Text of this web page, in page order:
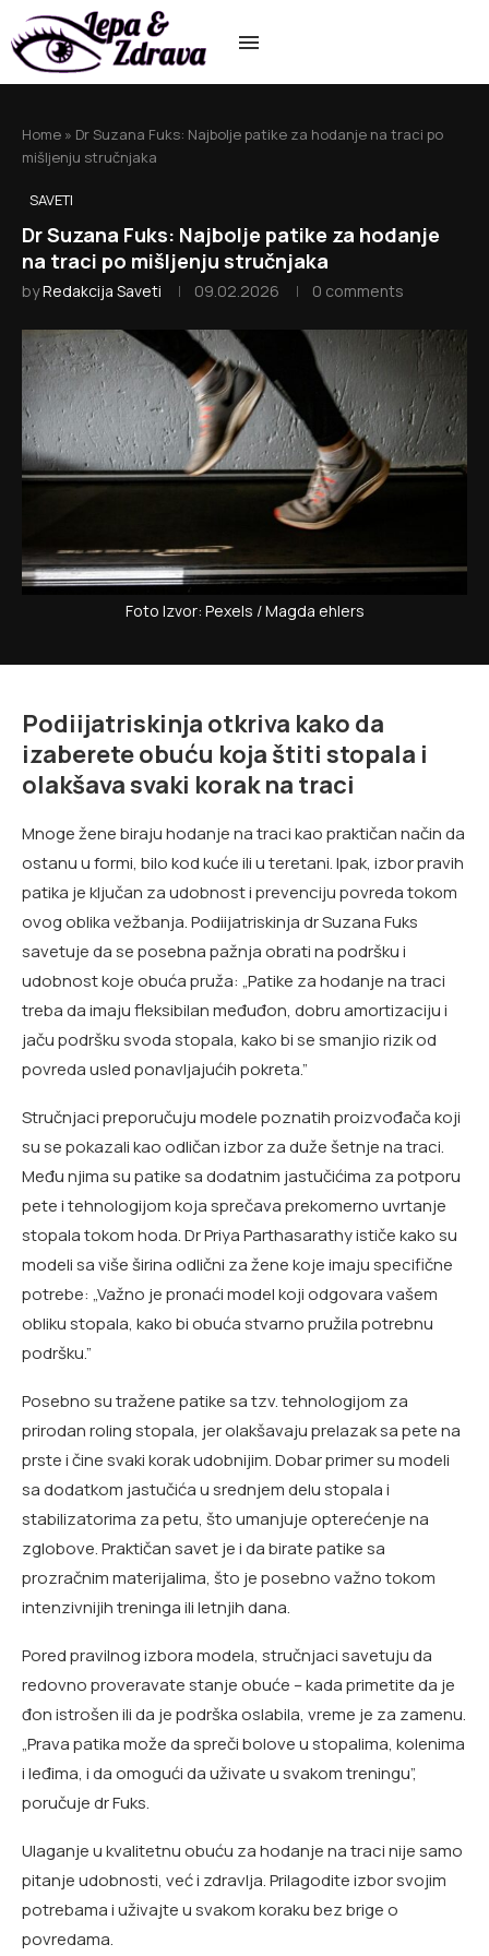
Home » Dr Suzana Fuks: Najbolje patike za hodanje na traci po
mišljenju stručnjaka
SAVETI
Dr Suzana Fuks: Najbolje patike za hodanje
na traci po mišljenju stručnjaka
byRedakcija Saveti 09.02.2026 0 comments
Foto Izvor: Pexels / Magda ehlers
Podiijatriskinja otkriva kako da
izaberete obuću koja štiti stopala i
olakšava svaki korak na traci
Mnoge žene biraju hodanje na traci kao praktičan način da
ostanu u formi, bilo kod kuće ili u teretani. Ipak, izbor pravih
patika je ključan za udobnost i prevenciju povreda tokom
ovog oblika vežbanja. Podiijatriskinja dr Suzana Fuks
savetuje da se posebna pažnja obrati na podršku i
udobnost koje obuća pruža: „Patike za hodanje na traci
treba da imaju fleksibilan međuđon, dobru amortizaciju i
jaču podršku svoda stopala, kako bi se smanjio rizik od
povreda usled ponavljajućih pokreta.”
Stručnjaci preporučuju modele poznatih proizvođača koji
su se pokazali kao odličan izbor za duže šetnje na traci.
Među njima su patike sa dodatnim jastučićima za potporu
pete i tehnologijom koja sprečava prekomerno uvrtanje
stopala tokom hoda. Dr Priya Parthasarathy ističe kako su
modeli sa više širina odlični za žene koje imaju specifične
potrebe: „Važno je pronaći model koji odgovara vašem
obliku stopala, kako bi obuća stvarno pružila potrebnu
podršku.”
Posebno su tražene patike sa tzv. tehnologijom za
prirodan roling stopala, jer olakšavaju prelazak sa pete na
prste i čine svaki korak udobnijim. Dobar primer su modeli
sa dodatkom jastučića u srednjem delu stopala i
stabilizatorima za petu, što umanjuje opterećenje na
zglobove. Praktičan savet je i da birate patike sa
prozračnim materijalima, što je posebno važno tokom
intenzivnijih treninga ili letnjih dana.
Pored pravilnog izbora modela, stručnjaci savetuju da
redovno proveravate stanje obuće – kada primetite da je
đon istrošen ili da je podrška oslabila, vreme je za zamenu.
„Prava patika može da spreči bolove u stopalima, kolenima
i leđima, i da omogući da uživate u svakom treningu”,
poručuje dr Fuks.
Ulaganje u kvalitetnu obuću za hodanje na traci nije samo
pitanje udobnosti, već i zdravlja. Prilagodite izbor svojim
potrebama i uživajte u svakom koraku bez brige o
povredama.